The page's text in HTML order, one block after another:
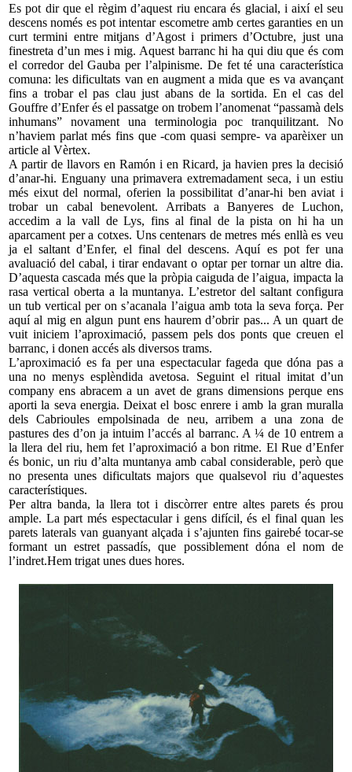
Es pot dir que el règim d’aquest riu encara és glacial, i així el seu
descens només es pot intentar escometre amb certes garanties en un
curt termini entre mitjans d’Agost i primers d’Octubre, just una
finestreta d’un mes i mig. Aquest barranc hi ha qui diu que és com
el corredor del Gauba per l’alpinisme. De fet té una característica
comuna: les dificultats van en augment a mida que es va avançant
fins a trobar el pas clau just abans de la sortida. En el cas del
Gouffre d’Enfer és el passatge on trobem l’anomenat “passamà dels
inhumans” novament una terminologia poc tranquilitzant. No
n’haviem parlat més fins que -com quasi sempre- va aparèixer un
article al Vèrtex.
A partir de llavors en Ramón i en Ricard, ja havien pres la decisió
d’anar-hi. Enguany una primavera extremadament seca, i un estiu
més eixut del normal, oferien la possibilitat d’anar-hi ben aviat i
trobar un cabal benevolent. Arribats a Banyeres de Luchon,
accedim a la vall de Lys, fins al final de la pista on hi ha un
aparcament per a cotxes. Uns centenars de metres més enllà es veu
ja el saltant d’Enfer, el final del descens. Aquí es pot fer una
avaluació del cabal, i tirar endavant o optar per tornar un altre dia.
D’aquesta cascada més que la pròpia caiguda de l’aigua, impacta la
rasa vertical oberta a la muntanya. L’estretor del saltant configura
un tub vertical per on s’acanala l’aigua amb tota la seva força. Per
aquí al mig en algun punt ens haurem d’obrir pas... A un quart de
vuit iniciem l’aproximació, passem pels dos ponts que creuen el
barranc, i donen accés als diversos trams.
L’aproximació es fa per una espectacular fageda que dóna pas a
una no menys esplèndida avetosa. Seguint el ritual imitat d’un
company ens abracem a un avet de grans dimensions perque ens
aporti la seva energia. Deixat el bosc enrere i amb la gran muralla
dels Cabrioules empolsinada de neu, arribem a una zona de
pastures des d’on ja intuim l’accés al barranc. A ¼ de 10 entrem a
la llera del riu, hem fet l’aproximació a bon ritme. El Rue d’Enfer
és bonic, un riu d’alta muntanya amb cabal considerable, però que
no presenta unes dificultats majors que qualsevol riu d’aquestes
característiques.
Per altra banda, la llera tot i discòrrer entre altes parets és prou
ample. La part més espectacular i gens difícil, és el final quan les
parets laterals van guanyant alçada i s’ajunten fins gairebé tocar-se
formant un estret passadís, que possiblement dóna el nom de
l’indret.Hem trigat unes dues hores.